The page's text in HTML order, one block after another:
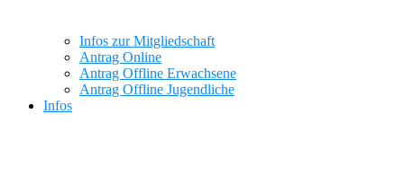
Infos zur Mitgliedschaft
Antrag Online
Antrag Offline Erwachsene
Antrag Offline Jugendliche
Infos